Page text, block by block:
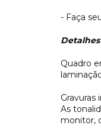
- Faça
Quadro
As
monitor,